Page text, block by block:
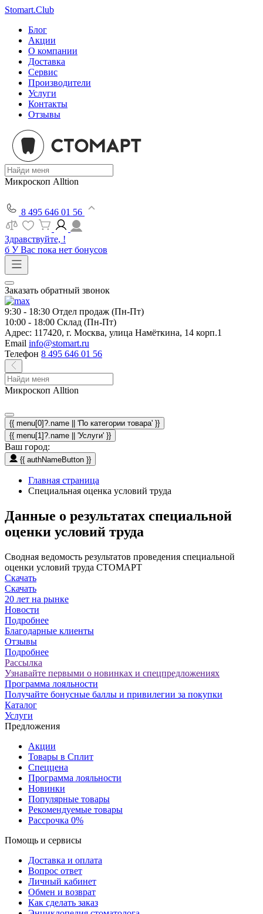
Stomart.Club
Блог
Акции
О компании
Доставка
Сервис
Производители
Услуги
Контакты
Отзывы
Микроскоп Alltion
8 495 646 01 56
Здравствуйте, !
б У Вас пока нет бонусов
Заказать обратный звонок
9:30 - 18:30 Отдел продаж (Пн-Пт)
10:00 - 18:00 Склад (Пн-Пт)
Адрес: 117420, г. Москва, улица Намёткина, 14 корп.1
Email info@stomart.ru
Телефон 8 495 646 01 56
Микроскоп Alltion
{{ menu[0]?.name || 'По категории товара' }}
{{ menu[1]?.name || 'Услуги' }}
Ваш город:
{{ authNameButton }}
Главная страница
Специальная оценка условий труда
Данные о результатах специальной
оценки условий труда
Сводная ведомость результатов проведения специальной
оценки условий труда СТОМАРТ
Скачать
Скачать
20 лет на рынке
Новости
Подробнее
Благодарные клиенты
Отзывы
Подробнее
Рассылка
Узнавайте первыми о новинках и спецпредложениях
Программа лояльности
Получайте бонусные баллы и привилегии за покупки
Каталог
Услуги
Предложения
Акции
Товары в Сплит
Спеццена
Программа лояльности
Новинки
Популярные товары
Рекомендуемые товары
Рассрочка 0%
Помощь и сервисы
Доставка и оплата
Вопрос ответ
Личный кабинет
Обмен и возврат
Как сделать заказ